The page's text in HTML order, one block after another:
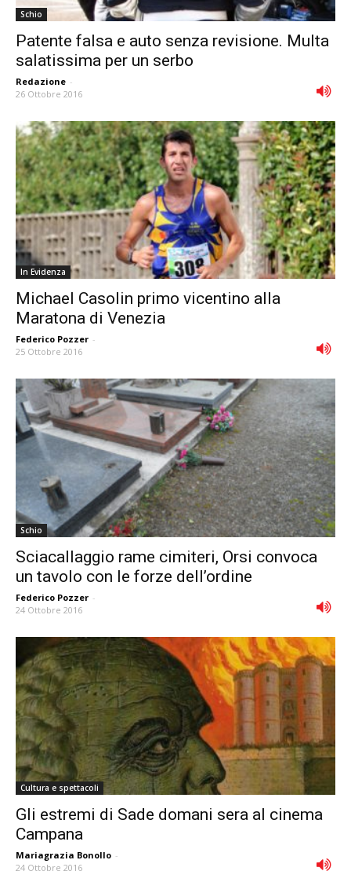
Schio
Patente falsa e auto senza revisione. Multa
salatissima per un serbo
Redazione -
26 Ottobre 2016
In Evidenza
Michael Casolin primo vicentino alla
Maratona di Venezia
Federico Pozzer -
25 Ottobre 2016
Schio
Sciacallaggio rame cimiteri, Orsi convoca
un tavolo con le forze dell’ordine
Federico Pozzer -
24 Ottobre 2016
Cultura e spettacoli
Gli estremi di Sade domani sera al cinema
Campana
Mariagrazia Bonollo -
24 Ottobre 2016